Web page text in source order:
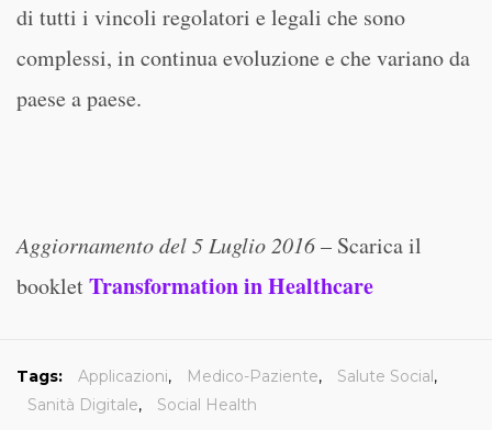
di tutti i vincoli regolatori e legali che sono
complessi, in continua evoluzione e che variano da
paese a paese.
Aggiornamento del 5 Luglio 2016– Scarica il
bookletTransformation in Healthcare
Tags: Applicazioni, Medico-Paziente, Salute Social,
Sanità Digitale, Social Health